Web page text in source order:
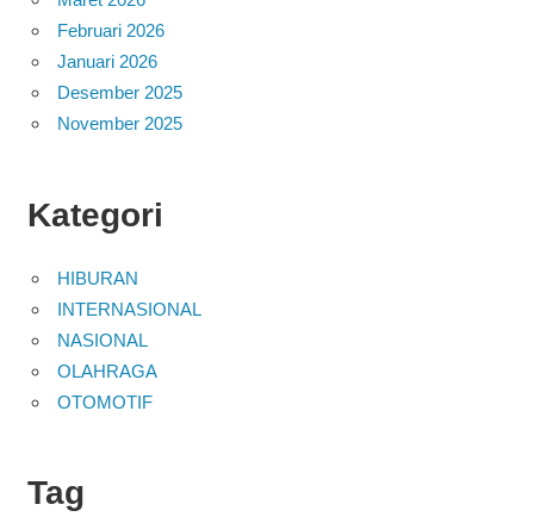
Februari 2026
Januari 2026
Desember 2025
November 2025
Kategori
HIBURAN
INTERNASIONAL
NASIONAL
OLAHRAGA
OTOMOTIF
Tag